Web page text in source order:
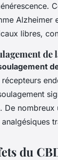
Alzheimer
libres,
de
récepteurs
De nombreux
analgésiques
du